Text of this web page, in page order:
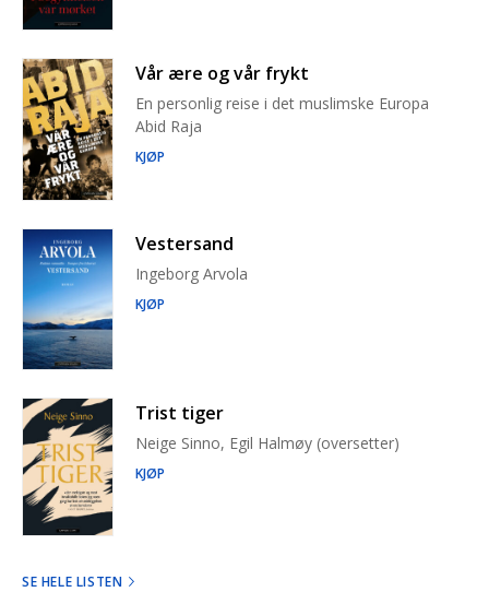
Vår ære og vår frykt
En personlig reise i det muslimske Europa
Abid Raja
KJØP
Vestersand
Ingeborg Arvola
KJØP
Trist tiger
Neige Sinno, Egil Halmøy (oversetter)
KJØP
SE HELE LISTEN